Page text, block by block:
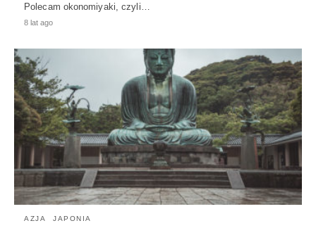
Polecam okonomiyaki, czyli…
8 lat ago
AZJA JAPONIA